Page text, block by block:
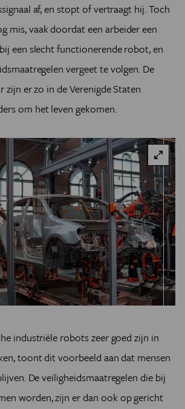
af, en stopt of vertraagt hij. Toch
mis, vaak doordat een arbeider een
een slecht functionerende robot, en
vergeet te volgen. De
er zo in de Verenigde Staten
om het leven gekomen.
industriële robots zeer goed zijn in
toont dit voorbeeld aan dat mensen
De veiligheidsmaatregelen die bij
worden, zijn er dan ook op gericht